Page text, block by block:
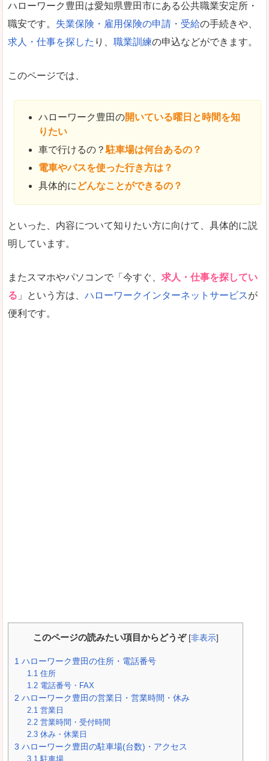
ハローワーク豊田は愛知県豊田市にある公共職業安定所・
職安です。 失業保険・雇用保険の申請・受給の手続きや、
求人・仕事を探した り、 職業訓練の申込などができます。
このページでは、
ハローワーク豊田の開いている曜日と時間を知
りたい
車で行けるの？駐車場は何台あるの？
電車やバスを使った行き方は？
具体的にどんなことができるの？
といった、内容について知りたい方に向けて、具体的に説
明しています。
またスマホやパソコンで「今すぐ、 求人・仕事を探してい
る 」という方は、 ハローワークインターネットサービスが
便利です。
このページの読みたい項目からどうぞ [非表示]
1 ハローワーク豊田の住所・電話番号
1.1 住所
1.2 電話番号・FAX
2 ハローワーク豊田の営業日・営業時間・休み
2.1 営業日
2.2 営業時間・受付時間
2.3 休み・休業日
3 ハローワーク豊田の駐車場(台数)・アクセス
3.1 駐車場